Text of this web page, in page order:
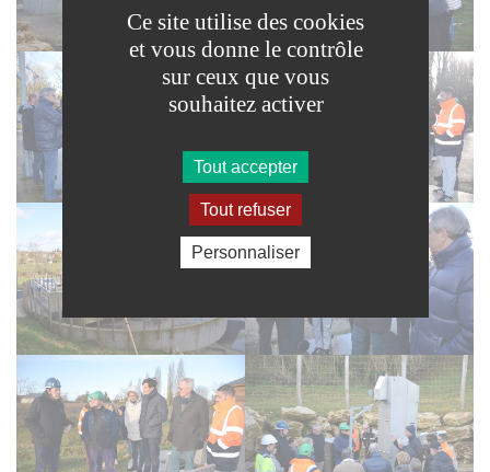
Ce site utilise des cookies
et vous donne le contrôle
sur ceux que vous
souhaitez activer
Tout accepter
Tout refuser
Personnaliser